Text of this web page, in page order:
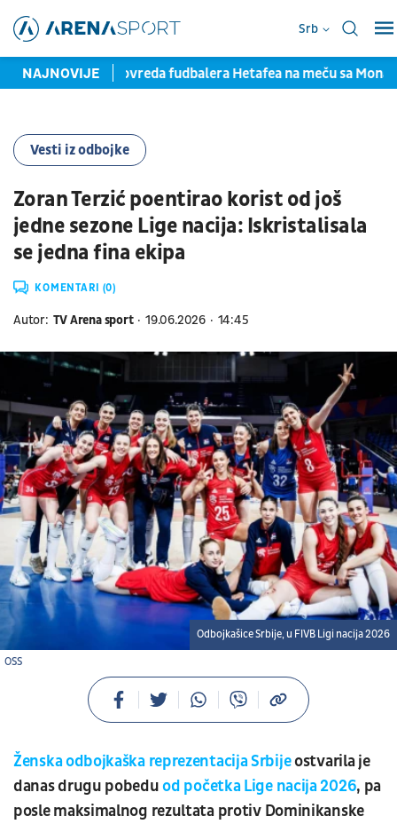
Srb
NAJNOVIJE
Teška povreda fudbalera Hetafea na meču sa Monakom
Vesti iz odbojke
Zoran Terzić poentirao korist od još
jedne sezone Lige nacija: Iskristalisala
se jedna fina ekipa
KOMENTARI (0)
Autor: TV Arena sport 19.06.2026 14:45
OSS
Odbojkašice Srbije, u FIVB Ligi nacija 2026
Ženska odbojkaška reprezentacija Srbijeostvarila je
danas drugu pobeduod početka Lige nacija 2026, pa
posle maksimalnog rezultata protiv Dominikanske